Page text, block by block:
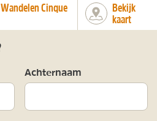
Cinque
Bekijk
kaart
Achternaam